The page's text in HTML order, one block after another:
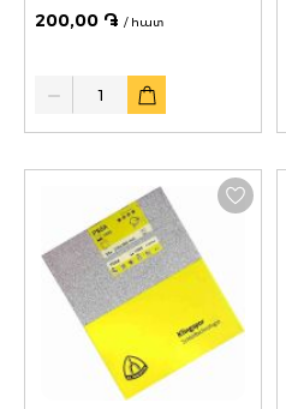
200,00 ֏ / հատ
Quantity